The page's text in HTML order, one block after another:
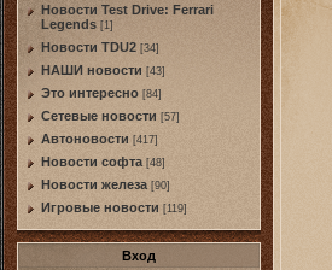
Новости Test Drive: Ferrari
Legends [1]
Новости TDU2 [34]
НАШИ новости [43]
Это интересно [84]
Сетевые новости [57]
Автоновости [417]
Новости софта [48]
Новоcти железа [90]
Игровые новости [119]
Вход